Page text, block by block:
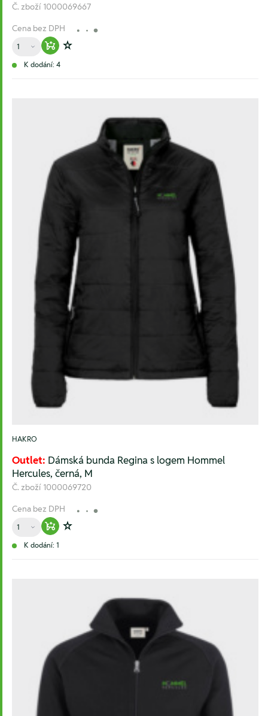
Č. zboží 1000069667
Cena bez DPH
Množství
Warenkorb hinzufügen
Zur Wunschliste hinzufügen
K dodání: 4
HAKRO
Outlet: Dámská bunda Regina s logem Hommel
Hercules, černá, M
Č. zboží 1000069720
Cena bez DPH
Množství
Warenkorb hinzufügen
Zur Wunschliste hinzufügen
K dodání: 1